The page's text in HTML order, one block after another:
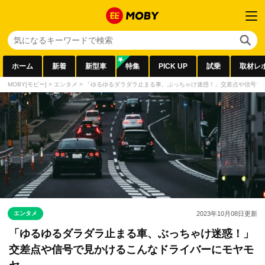
ホーム 新着 新型車 特集 PICK UP 試乗 取材レ
MOBY[モビー] > エンタメ > 「ゆるゆるダラダラ止まる車、ぶっちゃけ迷惑！」交差点や信号
エンタメ 2023年10月08日更新
「ゆるゆるダラダラ止まる車、ぶっちゃけ迷惑！」
交差点や信号で見かけるこんなドライバーにモヤモ